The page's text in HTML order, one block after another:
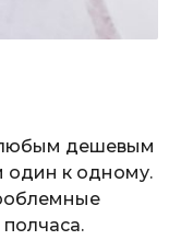
дешевым
один к одному.